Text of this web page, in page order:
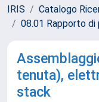
IRIS Catalogo
08.01 Rapporto
tenuta),
stack